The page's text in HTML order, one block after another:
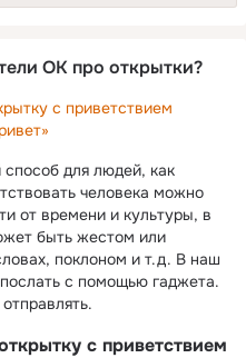
ОК про открытки?
с приветствием
для людей, как
человека можно
от времени и культуры, в
быть жестом или
поклоном и т.д. В наш
с помощью гаджета.
с приветствием